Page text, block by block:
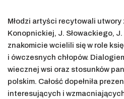
Młodzi artyści recytowali utwory
Konopnickiej, J. Słowackiego,
znakomicie wcielili się w role
i ówczesnych chłopów.
wiecznej wsi oraz stosunków
polskim. Całość dopełniła
interesujących i